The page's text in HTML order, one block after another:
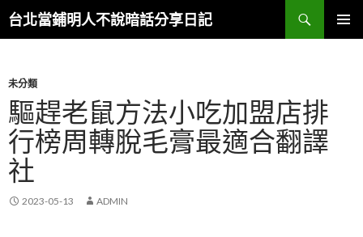
台北當鋪明人不說暗話分享日記
搜
尋
容
未分類
驅趕老鼠方法小吃加盟店排
行榜周轉脫毛膏最適合翻譯
社
2023-05-13 ADMIN